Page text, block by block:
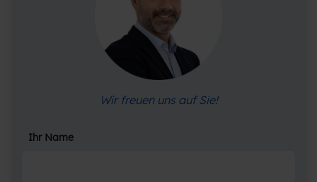
Wir freuen uns auf Sie!
Ihr Name